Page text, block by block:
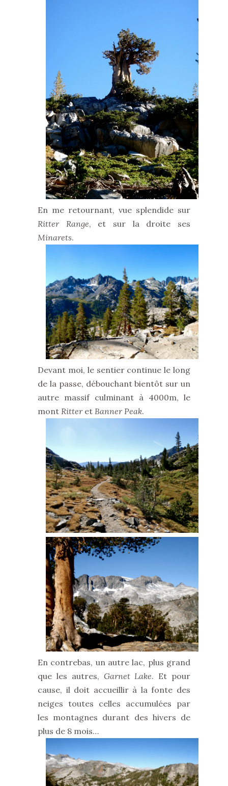
En me retournant, vue splendide sur
Ritter Range, et sur la droite ses
Minarets.
Devant moi, le sentier continue le long
de la passe, débouchant bientôt sur un
autre massif culminant à 4000m, le
mont Ritteret Banner Peak.
En contrebas, un autre lac, plus grand
que les autres, Garnet Lake. Et pour
cause, il doit accueillir à la fonte des
neiges toutes celles accumulées par
les montagnes durant des hivers de
plus de 8 mois…